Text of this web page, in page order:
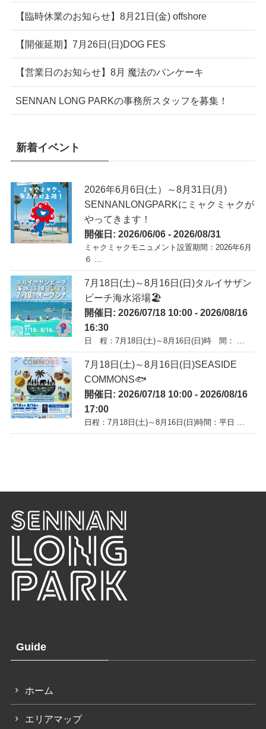
【臨時休業のお知らせ】8月21日(金) offshore
【開催延期】7月26日(日)DOG FES
【営業日のお知らせ】8月 魔法のパンケーキ
SENNAN LONG PARKの事務所スタッフを募集！
新着イベント
2026年6月6日(土）～8月31日(月)
SENNANLONGPARKにミャクミャクが
やってきます！
開催日: 2026/06/06 - 2026/08/31
ミャクミャクモニュメント設置期間：2026年6月
６ …
7月18日(土)～8月16日(日)タルイサザン
ビーチ海水浴場🏖️
開催日: 2026/07/18 10:00 - 2026/08/16
16:30
日 程：7月18日(土)～8月16日(日)時 間： …
7月18日(土)～8月16日(日)SEASIDE
COMMONS🐟
開催日: 2026/07/18 10:00 - 2026/08/16
17:00
日程：7月18日(土)～8月16日(日)時間：平日 …
Guide
ホーム
エリアマップ